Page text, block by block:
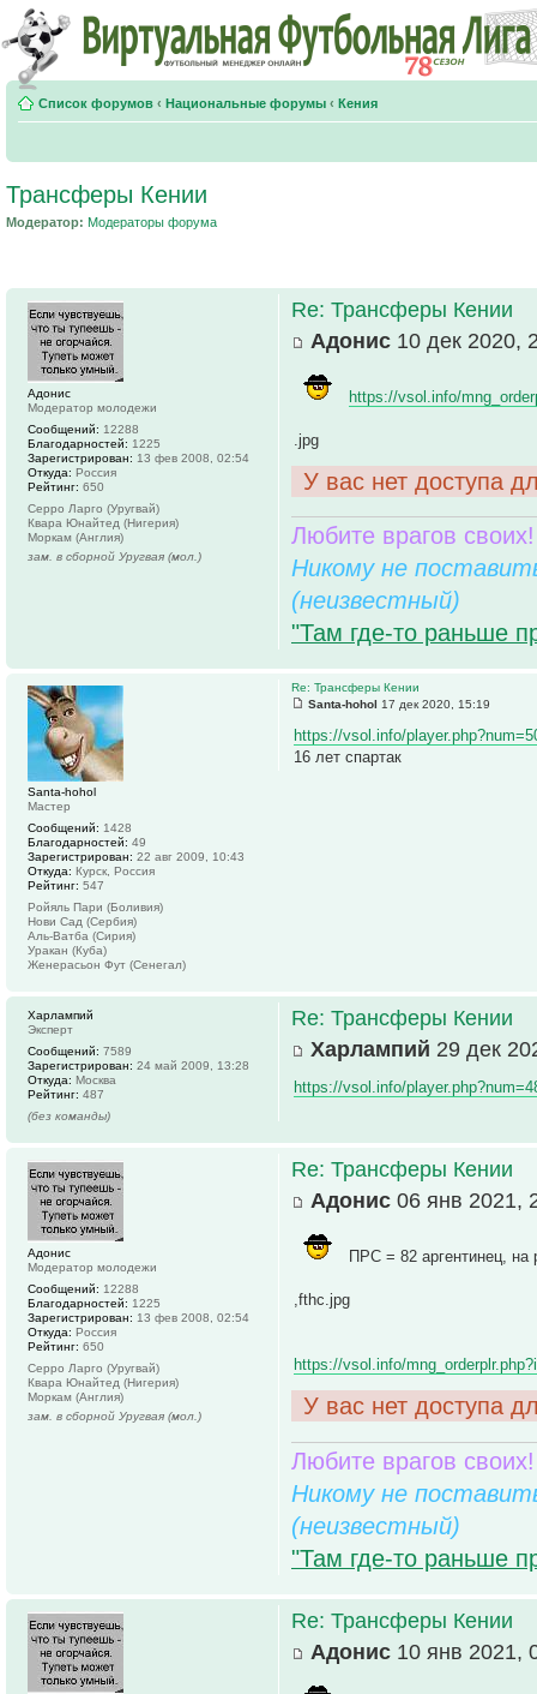
Список форумов ‹ Национальные форумы ‹ Кения
Трансферы Кении
Модератор: Модераторы форума
Re: Трансферы Кении
Адонис 10 дек 2020,
https://vsol.info/
.jpg
У вас нет доступа
Любите врагов
Никому не
(неизвестный)
"Там где-то раньше
Адонис
Модератор молодежи
Сообщений: 12288
Благодарностей: 1225
Зарегистрирован: 13 фев 2008, 02:54
Откуда: Россия
Рейтинг: 650
Серро Ларго (Уругвай)
Квара Юнайтед (Нигерия)
Моркам (Англия)
зам. в сборной Уругвая (мол.)
Re: Трансферы Кении
Santa-hohol 17 дек 2020, 15:19
https://vsol.info/
16 лет спартак
Santa-hohol
Мастер
Сообщений: 1428
Благодарностей: 49
Зарегистрирован: 22 авг 2009, 10:43
Откуда: Курск, Россия
Рейтинг: 547
Ройяль Пари (Боливия)
Нови Сад (Сербия)
Аль-Ватба (Сирия)
Уракан (Куба)
Женерасьон Фут (Сенегал)
Re: Трансферы Кении
Харлампий 29 дек
https://vsol.info/
Харлампий
Эксперт
Сообщений: 7589
Зарегистрирован: 24 май 2009, 13:28
Откуда: Москва
Рейтинг: 487
(без команды)
Re: Трансферы Кении
Адонис 06 янв 2021,
ПРС = 82 аргентинец, на
,fthc.jpg
https://vsol.info/
У вас нет доступа
Любите врагов
Никому не
(неизвестный)
"Там где-то раньше
Адонис
Модератор молодежи
Сообщений: 12288
Благодарностей: 1225
Зарегистрирован: 13 фев 2008, 02:54
Откуда: Россия
Рейтинг: 650
Серро Ларго (Уругвай)
Квара Юнайтед (Нигерия)
Моркам (Англия)
зам. в сборной Уругвая (мол.)
Re: Трансферы Кении
Адонис 10 янв 2021,